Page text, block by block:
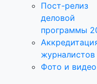
Пост-релиз
деловой
программы
журналистов
Фото и видео